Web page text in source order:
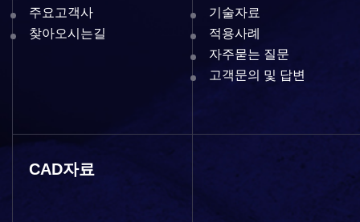
주요고객사
찾아오시는길
기술자료
적용사례
자주묻는 질문
고객문의 및 답변
CAD자료